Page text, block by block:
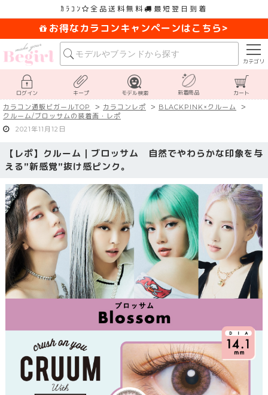
ｶﾗｺﾝ 全品送料無料 最短翌日到着
お得なカラコンキャンペーンはこちら>
カテゴリ
ログイン キープ モデル検索 新着商品 カート
カラコン通販ビガールTOP カラコンレポ
BLACKPINK×クルーム
クルーム/ブロッサムの装着画・レポ
2021年11月12日
【レポ】クルーム｜ブロッサム 自然でやわらかな印象を与
える”新感覚”抜け感ピンク。